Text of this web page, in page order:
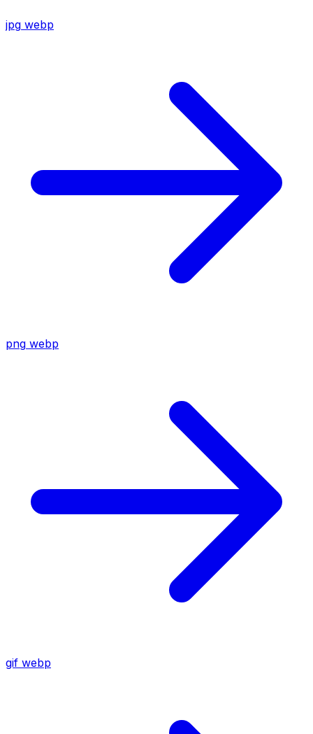
jpg webp
png webp
gif webp